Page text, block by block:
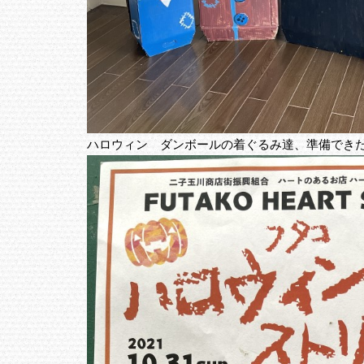
ハロウィン ダンボールの着ぐるみ達、準備でき